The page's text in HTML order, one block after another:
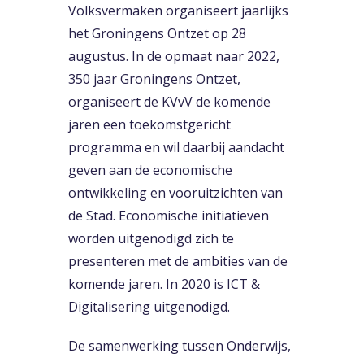
Volksvermaken organiseert jaarlijks
het Groningens Ontzet op 28
augustus. In de opmaat naar 2022,
350 jaar Groningens Ontzet,
organiseert de KVvV de komende
jaren een toekomstgericht
programma en wil daarbij aandacht
geven aan de economische
ontwikkeling en vooruitzichten van
de Stad. Economische initiatieven
worden uitgenodigd zich te
presenteren met de ambities van de
komende jaren. In 2020 is ICT &
Digitalisering uitgenodigd.
De samenwerking tussen Onderwijs,